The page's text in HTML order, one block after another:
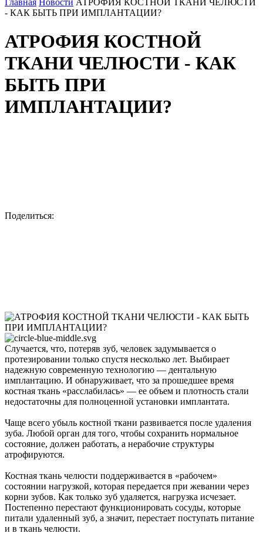
Главная Новости АТРОФИЯ КОСТНОЙ ТКАНИ ЧЕЛЮСТИ
- КАК БЫТЬ ПРИ ИМПЛАНТАЦИИ?
АТРОФИЯ КОСТНОЙ
ТКАНИ ЧЕЛЮСТИ - КАК
БЫТЬ ПРИ
ИМПЛАНТАЦИИ?
Поделиться:
Случается, что, потеряв зуб, человек задумывается о
протезировании только спустя несколько лет. Выбирает
надежную современную технологию — дентальную
имплантацию. И обнаруживает, что за прошедшее время
костная ткань «расслабилась» — ее объем и плотность стали
недостаточны для полноценной установки имплантата.
Чаще всего убыль костной ткани развивается после удаления
зуба. Любой орган для того, чтобы сохранить нормальное
состояние, должен работать, а нерабочие структуры
атрофируются.
Костная ткань челюсти поддерживается в «рабочем»
состоянии нагрузкой, которая передается при жевании через
корни зубов. Как только зуб удаляется, нагрузка исчезает.
Постепенно перестают функционировать сосуды, которые
питали удаленный зуб, а значит, перестает поступать питание
и в ткань челюсти.